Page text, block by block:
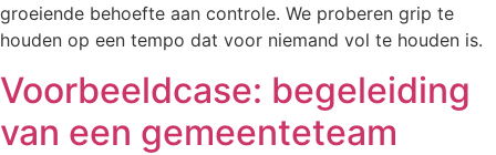
groeiende behoefte aan controle. We proberen grip te
houden op een tempo dat voor niemand vol te houden is.
Voorbeeldcase: begeleiding
van een gemeenteteam